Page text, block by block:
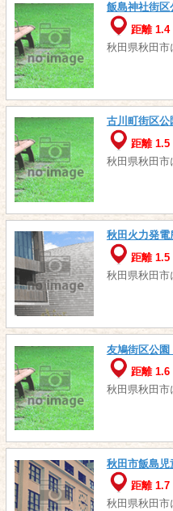
飯島神社街区
距離 1.4
秋田県秋田市
古川町街区公
距離 1.5
秋田県秋田市
秋田火力発電
距離 1.5
秋田県秋田市
友鳩街区公園
距離 1.6
秋田県秋田市
秋田市飯島児
距離 1.7
秋田県秋田市